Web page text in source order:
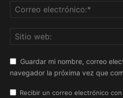
Guardar mi nombre, correo
navegador la próxima vez que
Recibir un correo electrónico